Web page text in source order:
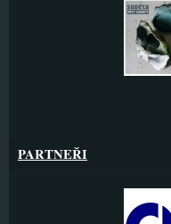
PARTNEŘI